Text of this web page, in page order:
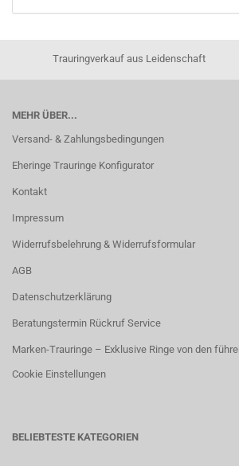
Trauringverkauf aus Leidenschaft
MEHR ÜBER...
Versand- & Zahlungsbedingungen
Eheringe Trauringe Konfigurator
Kontakt
Impressum
Widerrufsbelehrung & Widerrufsformular
AGB
Datenschutzerklärung
Beratungstermin Rückruf Service
Marken-Trauringe – Exklusive Ringe von den
Cookie Einstellungen
BELIEBTESTE KATEGORIEN